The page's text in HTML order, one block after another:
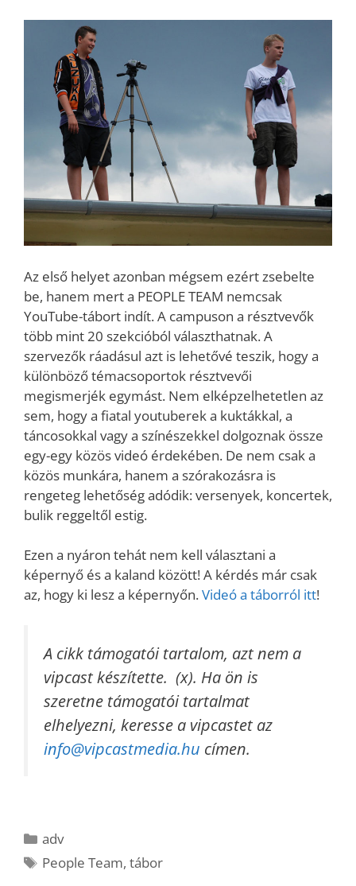
Az első helyet azonban mégsem ezért zsebelte
be, hanem mert a PEOPLE TEAM nemcsak
YouTube-tábort indít. A campuson a résztvevők
több mint 20 szekcióból választhatnak. A
szervezők ráadásul azt is lehetővé teszik, hogy a
különböző témacsoportok résztvevői
megismerjék egymást. Nem elképzelhetetlen az
sem, hogy a fiatal youtuberek a kuktákkal, a
táncosokkal vagy a színészekkel dolgoznak össze
egy-egy közös videó érdekében. De nem csak a
közös munkára, hanem a szórakozásra is
rengeteg lehetőség adódik: versenyek, koncertek,
bulik reggeltől estig.
Ezen a nyáron tehát nem kell választani a
képernyő és a kaland között! A kérdés már csak
az, hogy ki lesz a képernyőn.Videó a táborról itt!
A cikk támogatói tartalom, azt nem a
vipcast készítette. (x). Ha ön is
szeretne támogatói tartalmat
elhelyezni, keresse a vipcastet az
info@vipcastmedia.hu címen.
Kategória
adv
Címkék
People Team,tábor